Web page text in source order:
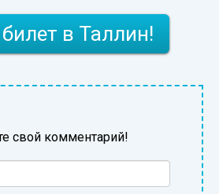
в Таллин!
свой комментарий!